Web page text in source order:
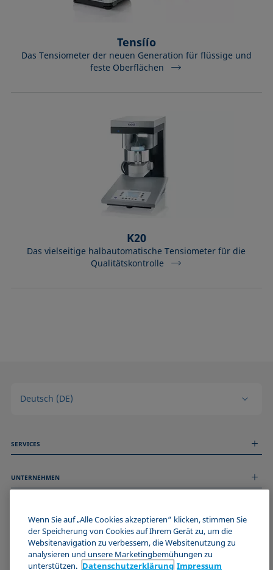
Tensíío
Das Tensiometer der neuen Generation für flüssige und
feste Oberflächen
K20
Das vielseitige halbautomatische Tensiometer für die
Qualitätskontrolle
Deutsch (DE)
SERVICES
Technischer Service
UNTERNEHMEN
Stellenangebote
Events
Impressum
Datenschutzerklärung
Cookie-Richtlinie
WERDE TEIL DER KRÜSS COMMUNITY
Wenn Sie auf „Alle Cookies akzeptieren“ klicken, stimmen Sie
der Speicherung von Cookies auf Ihrem Gerät zu, um die
Websitenavigation zu verbessern, die Websitenutzung zu
analysieren und unsere Marketingbemühungen zu
unterstützen. Datenschutz­erklärung Impressum